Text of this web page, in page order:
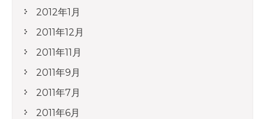
2012年1月
2011年12月
2011年11月
2011年9月
2011年7月
2011年6月